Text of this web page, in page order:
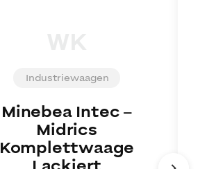
Industriewaagen
Minebea Intec–
Midrics
Komplettwaage